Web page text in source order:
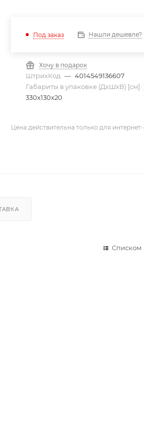
Под заказ Нашли дешевле?
Хочу в подарок
ШтрихКод — 4014549136607
Габариты в упаковке (ДхШхВ) [cм]
330x130x20
Цена действительна только для
Списком